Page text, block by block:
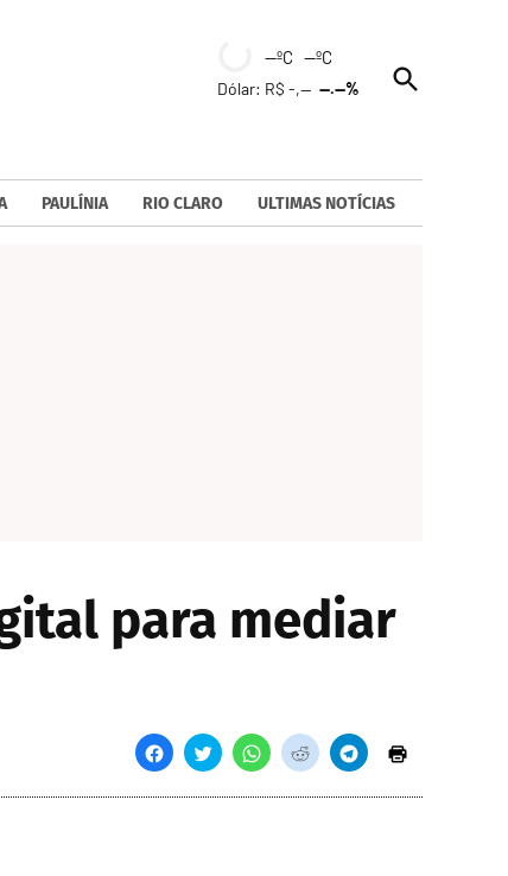
--ºC --ºC
Dólar: R$ -,----.--%
Open
Search
PAULÍNIA RIO CLARO ULTIMAS NOTÍCIAS
para mediar